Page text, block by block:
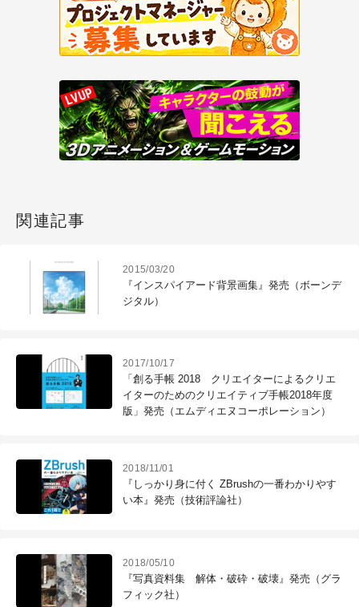
関連記事
2015/03/20
『インスパイアード背景画集』発売（ボーンデ
ジタル）
2017/10/17
「創る手帳 2018 クリエイターによるクリエ
イターのためのクリエイティブ手帳2018年度
版」発売（エムディエヌコーポレーション）
2018/11/01
『しっかり身に付く ZBrushの一番わかりやす
い本』発売（技術評論社）
2018/05/10
『写真資料集 解体・破砕・破壊』発売（グラ
フィック社）